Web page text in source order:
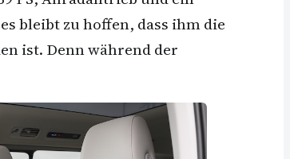
bleibt zu hoffen, dass ihm die
ist. Denn während der